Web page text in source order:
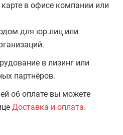
в офисе компании или
для юр.лиц или
в лизинг или
партнёров.
об оплате вы можете
Доставка и оплата.